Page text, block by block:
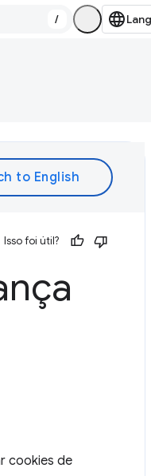
/
Isso foi útil?
cookies de